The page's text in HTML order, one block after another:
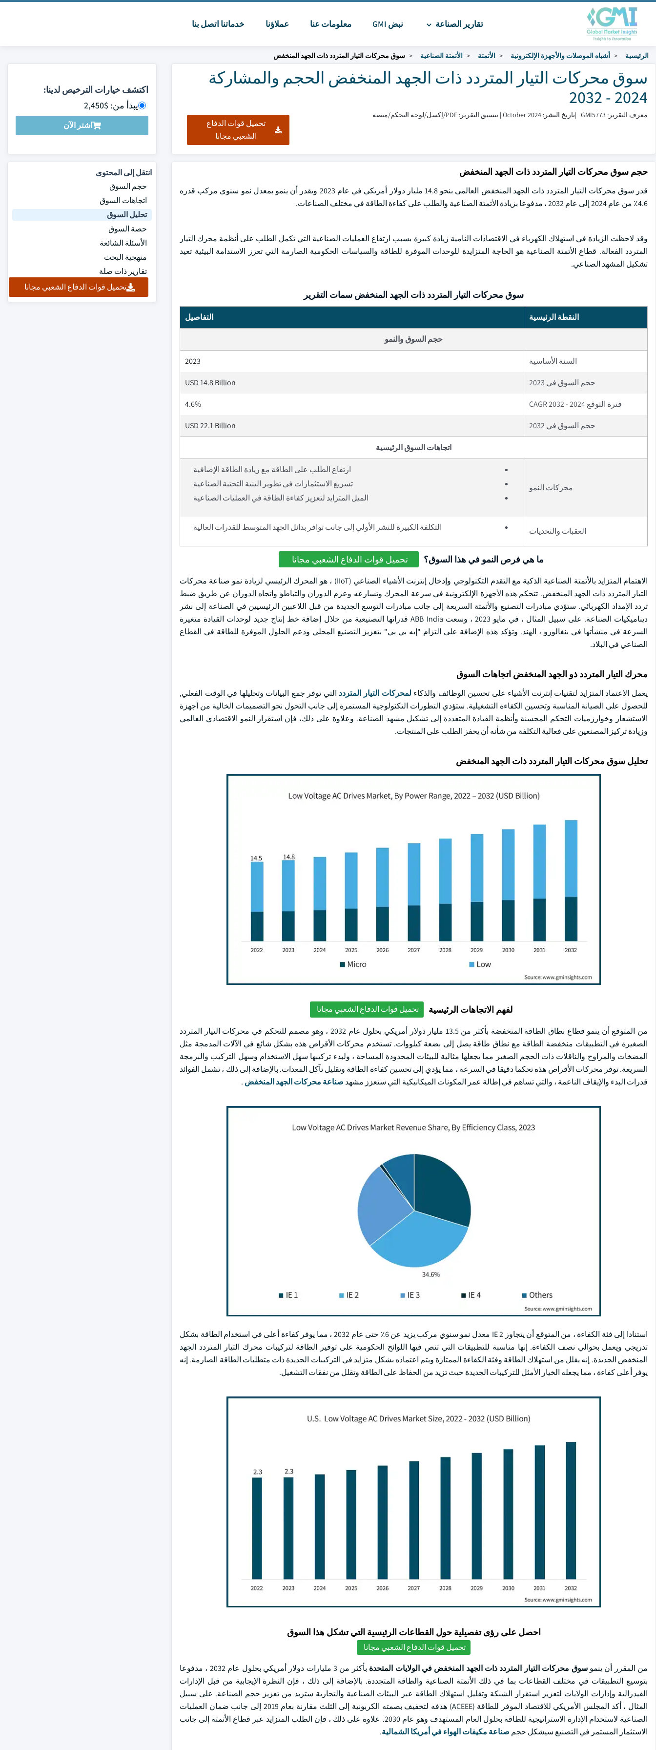
تقارير الصناعة نبض GMI معلومات عنا عملاؤنا خدماتنا اتصل بنا
الرئيسية أشباه الموصلات والأجهزة الإلكترونية الأتمتة الأتمتة الصناعية سوق محركات التيار المتردد ذات الجهد المنخفض
سوق محركات التيار المتردد ذات الجهد المنخفض الحجم والمشاركة
2024 - 2032
معرف التقرير: GMI5773 |تاريخ النشر: October 2024 | تنسيق التقرير: PDF/إكسل/لوحة التحكم/منصة
تحميل قوات الدفاع
الشعبي مجانا
اكتشف خيارات الترخيص لدينا:
يبدأ من: $2,450
اشتر الآن
حجم سوق محركات التيار المتردد ذات الجهد المنخفض
قدر سوق محركات التيار المتردد ذات الجهد المنخفض العالمي بنحو 14.8 مليار دولار أمريكي في عام 2023 ويقدر أن ينمو بمعدل نمو سنوي مركب قدره
4.6٪ من عام 2024 إلى عام 2032 ، مدفوعا بزيادة الأتمتة الصناعية والطلب على كفاءة الطاقة في مختلف الصناعات.
وقد لاحظت الزيادة في استهلاك الكهرباء في الاقتصادات النامية زيادة كبيرة بسبب ارتفاع العمليات الصناعية التي تكمل الطلب على أنظمة محرك التيار
المتردد الفعالة. قطاع الأتمتة الصناعية هو الحاجة المتزايدة للوحدات الموفرة للطاقة والسياسات الحكومية الصارمة التي تعزز الاستدامة البيئية تعيد
تشكيل المشهد الصناعي.
سوق محركات التيار المتردد ذات الجهد المنخفض سمات التقرير
النقطة الرئيسية التفاصيل
حجم السوق والنمو
السنة الأساسية 2023
حجم السوق في 2023 USD 14.8 Billion
فترة التوقع 2024 - 2032 CAGR 4.6%
حجم السوق في 2032 USD 22.1 Billion
اتجاهات السوق الرئيسية
محركات النمو
ارتفاع الطلب على الطاقة مع زيادة الطاقة الإضافية
تسريع الاستثمارات في تطوير البنية التحتية الصناعية
الميل المتزايد لتعزيز كفاءة الطاقة في العمليات الصناعية
العقبات والتحديات التكلفة الكبيرة للنشر الأولي إلى جانب توافر بدائل الجهد المتوسط للقدرات العالية
ما هي فرص النمو في هذا السوق؟ تحميل قوات الدفاع الشعبي مجانا
الاهتمام المتزايد بالأتمتة الصناعية الذكية مع التقدم التكنولوجي وإدخال إنترنت الأشياء الصناعي (IIoT) ، هو المحرك الرئيسي لزيادة نمو صناعة محركات
التيار المتردد ذات الجهد المنخفض. تتحكم هذه الأجهزة الإلكترونية في سرعة المحرك وتسارعه وعزم الدوران والتباطؤ واتجاه الدوران عن طريق ضبط
تردد الإمداد الكهربائي. ستؤدي مبادرات التصنيع والأتمتة السريعة إلى جانب مبادرات التوسع الجديدة من قبل اللاعبين الرئيسيين في الصناعة إلى نشر
ديناميكيات الصناعة. على سبيل المثال ، في مايو 2023 ، وسعت ABB India قدراتها التصنيعية من خلال إضافة خط إنتاج جديد لوحدات القيادة متغيرة
السرعة في منشأتها في بنغالورو ، الهند. وتؤكد هذه الإضافة على التزام "إيه بي بي" بتعزيز التصنيع المحلي ودعم الحلول الموفرة للطاقة في القطاع
الصناعي في البلاد.
محرك التيار المتردد ذو الجهد المنخفض اتجاهات السوق
يعمل الاعتماد المتزايد لتقنيات إنترنت الأشياء على تحسين الوظائف والذكاء لمحركات التيار المتردد التي توفر جمع البيانات وتحليلها في الوقت الفعلي,
للحصول على الصيانة المناسبة وتحسين الكفاءة التشغيلية. ستؤدي التطورات التكنولوجية المستمرة إلى جانب التحول نحو التصميمات الخالية من أجهزة
الاستشعار وخوارزميات التحكم المحسنة وأنظمة القيادة المتعددة إلى تشكيل مشهد الصناعة. وعلاوة على ذلك، فإن استقرار النمو الاقتصادي العالمي
وزيادة تركيز المصنعين على فعالية التكلفة من شأنه أن يحفز الطلب على المنتجات.
تحليل سوق محركات التيار المتردد ذات الجهد المنخفض
لفهم الاتجاهات الرئيسية تحميل قوات الدفاع الشعبي مجانا
من المتوقع أن ينمو قطاع نطاق الطاقة المنخفضة بأكثر من 13.5 مليار دولار أمريكي بحلول عام 2032 ، وهو مصمم للتحكم في محركات التيار المتردد
الصغيرة في التطبيقات منخفضة الطاقة مع نطاق طاقة يصل إلى بضعة كيلووات. تستخدم محركات الأقراص هذه بشكل شائع في الآلات المدمجة مثل
المضخات والمراوح والناقلات ذات الحجم الصغير مما يجعلها مثالية للبيئات المحدودة المساحة ، ولبدء تركيبها سهل الاستخدام وسهل التركيب والبرمجة
السريعة. توفر محركات الأقراص هذه تحكما دقيقا في السرعة ، مما يؤدي إلى تحسين كفاءة الطاقة وتقليل تآكل المعدات. بالإضافة إلى ذلك ، تشمل الفوائد
قدرات البدء والإيقاف الناعمة ، والتي تساهم في إطالة عمر المكونات الميكانيكية التي ستعزز مشهد صناعة محركات الجهد المنخفض .
استنادا إلى فئة الكفاءة ، من المتوقع أن يتجاوز IE 2 معدل نمو سنوي مركب يزيد عن 6٪ حتى عام 2032 ، مما يوفر كفاءة أعلى في استخدام الطاقة بشكل
تدريجي ويعمل بحوالي نصف الكفاءة. إنها مناسبة للتطبيقات التي تنص فيها اللوائح الحكومية على توفير الطاقة لتركيبات محرك التيار المتردد الجهد
المنخفض الجديدة. إنه يقلل من استهلاك الطاقة وفئة الكفاءة الممتازة ويتم اعتماده بشكل متزايد في التركيبات الجديدة ذات متطلبات الطاقة الصارمة. إنه
يوفر أعلى كفاءة ، مما يجعله الخيار الأمثل للتركيبات الجديدة حيث تزيد من الحفاظ على الطاقة وتقلل من نفقات التشغيل.
احصل على رؤى تفصيلية حول القطاعات الرئيسية التي تشكل هذا السوق
تحميل قوات الدفاع الشعبي مجانا
من المقرر أن ينموسوق محركات التيار المتردد ذات الجهد المنخفض في الولايات المتحدة
بأكثر من 3 مليارات دولار أمريكي بحلول عام 2032 ، مدفوعا
بتوسيع التطبيقات في مختلف القطاعات بما في ذلك الأتمتة الصناعية والطاقة المتجددة. بالإضافة إلى ذلك ، فإن النظرة الإيجابية من قبل الإدارات
الفيدرالية وإدارات الولايات لتعزيز استقرار الشبكة وتقليل استهلاك الطاقة عبر البيئات الصناعية والتجارية ستزيد من تعزيز حجم الصناعة. على سبيل
المثال ، أكد المجلس الأمريكي للاقتصاد الموفر للطاقة (ACEEE) هدفه لتخفيف بصمته الكربونية إلى الثلث مقارنة بعام 2019 إلى جانب ضمان العمليات
الصناعية لاستخدام الإدارة الاستراتيجية للطاقة بحلول العام المستهدف وهو عام 2030. علاوة على ذلك ، فإن الطلب المتزايد عبر قطاع الأتمتة إلى جانب
الاستثمار المستمر في التصنيع سيشكل حجم صناعة مكيفات الهواء في أمريكا الشمالية.
انتقل إلى المحتوى
حجم السوق
اتجاهات السوق
تحليل السوق
حصة السوق
الأسئلة الشائعة
منهجية البحث
تقارير ذات صلة
تحميل قوات الدفاع الشعبي مجانا